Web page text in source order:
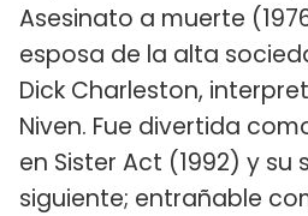
Asesinato a muerte
esposa de la alta
Dick Charleston,
Niven. Fue divertida
en Sister Act (1992) y su
siguiente; entrañable